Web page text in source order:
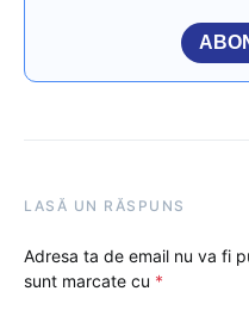
LASĂ UN RĂSPUNS
Adresa ta de email nu va fi
sunt marcate cu *